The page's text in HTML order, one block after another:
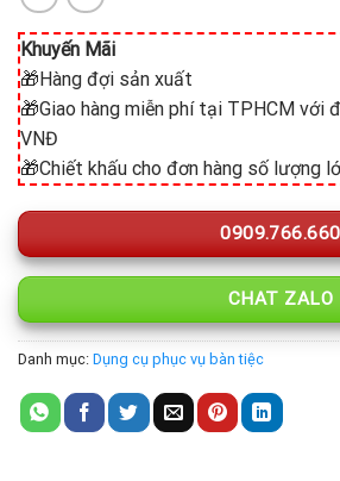
Khuyến Mãi
🎁Hàng đợi sản xuất
🎁Giao hàng miễn phí tại TPHCM với
VNĐ
🎁Chiết khấu cho đơn hàng số lượng
0909.766.660
CHAT ZALO
Danh mục: Dụng cụ phục vụ bàn tiệc